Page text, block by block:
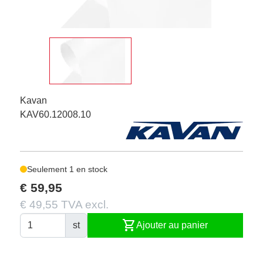
Kavan
KAV60.12008.10
Seulement 1 en stock
€ 59,95
€ 49,55 TVA excl.
st shopping_cartAjouter au panier